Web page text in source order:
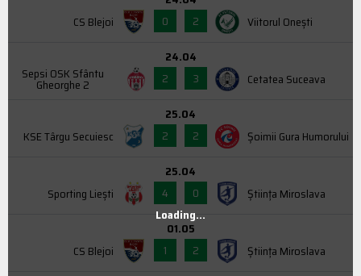
CS Blejoi
0
2 Viitorul Onești
Sepsi OSK Sfântu
Gheorghe 2
24.04
2
3 Cetatea Suceava
KSE Târgu Secuiesc
25.04
2
2 Şoimii Gura Humorului
Sporting Liești
25.04
4
0 Știința Miroslava
CS Blejoi
01.05
1
2 Știința Miroslava
Loading...